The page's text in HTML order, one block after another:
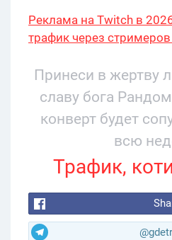
Реклама на Twitch в
трафик через
Принеси в жертву
славу бога
конверт будет
всю
Трафик,